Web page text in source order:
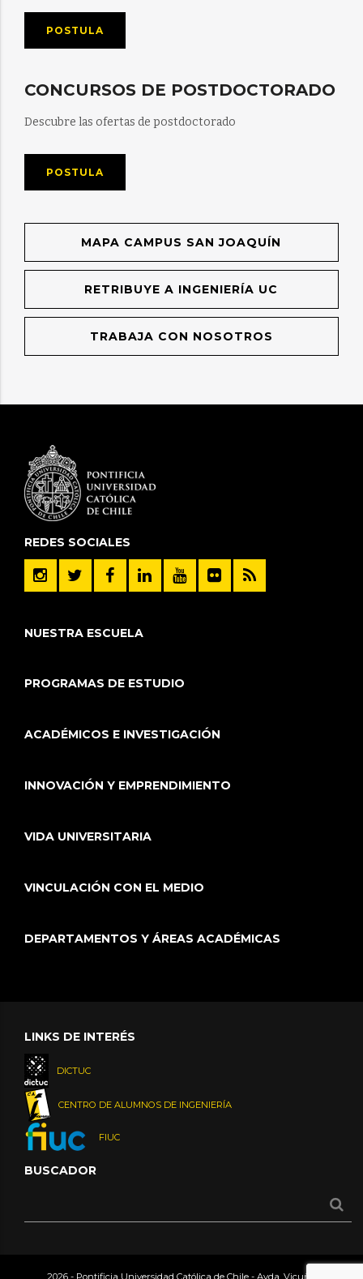
POSTULA
CONCURSOS DE POSTDOCTORADO
Descubre las ofertas de postdoctorado
POSTULA
MAPA CAMPUS SAN JOAQUÍN
RETRIBUYE A INGENIERÍA UC
TRABAJA CON NOSOTROS
REDES SOCIALES
NUESTRA ESCUELA
PROGRAMAS DE ESTUDIO
ACADÉMICOS E INVESTIGACIÓN
INNOVACIÓN Y EMPRENDIMIENTO
VIDA UNIVERSITARIA
VINCULACIÓN CON EL MEDIO
DEPARTAMENTOS Y ÁREAS ACADÉMICAS
LINKS DE INTERÉS
DICTUC
CENTRO DE ALUMNOS DE INGENIERÍA
FIUC
BUSCADOR
2026 - Pontificia Universidad Católica de Chile - Avda. Vicuña